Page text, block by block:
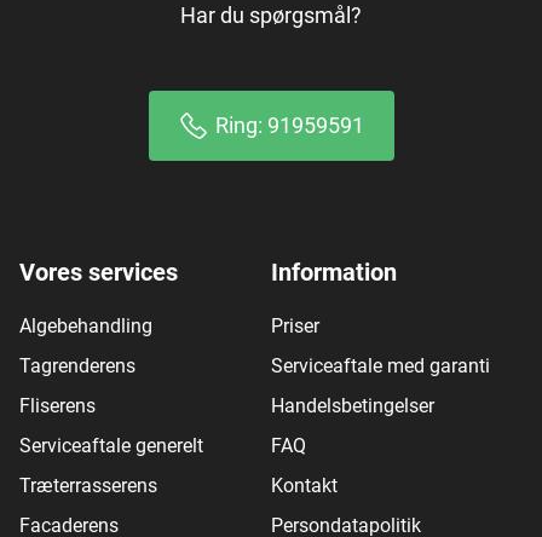
Har du spørgsmål?
Ring: 91959591
Vores services
Algebehandling
Tagrenderens
Fliserens
Serviceaftale generelt
Træterrasserens
Facaderens
Information
Priser
Serviceaftale med garanti
Handelsbetingelser
FAQ
Kontakt
Persondatapolitik